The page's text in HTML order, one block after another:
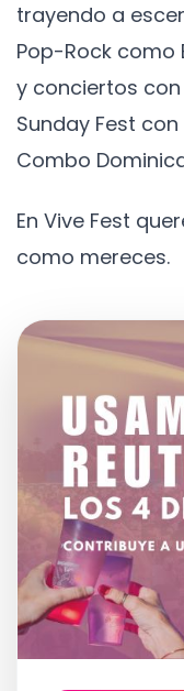
trayendo a
Pop-Rock como
y conciertos
Sunday Fest con
Combo
En Vive Fest
como mereces.